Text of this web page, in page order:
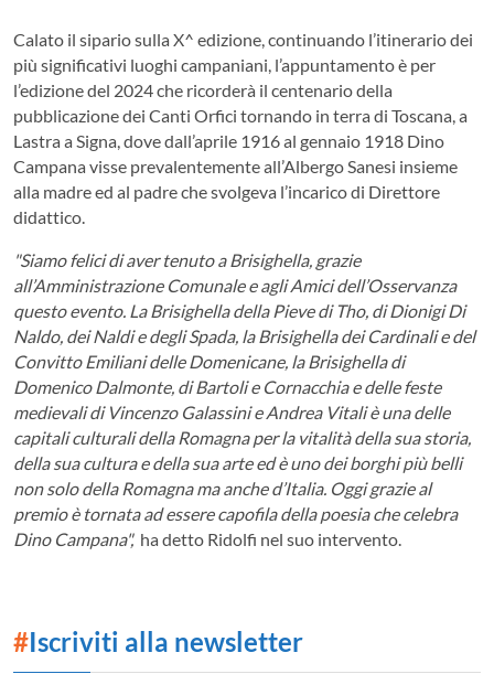
Calato il sipario sulla X^ edizione, continuando l’itinerario dei
più significativi luoghi campaniani, l’appuntamento è per
l’edizione del 2024 che ricorderà il centenario della
pubblicazione dei Canti Orfici tornando in terra di Toscana, a
Lastra a Signa, dove dall’aprile 1916 al gennaio 1918 Dino
Campana visse prevalentemente all’Albergo Sanesi insieme
alla madre ed al padre che svolgeva l’incarico di Direttore
didattico.
"Siamo felici di aver tenuto a Brisighella, grazie
all’Amministrazione Comunale e agli Amici dell’Osservanza
questo evento. La Brisighella della Pieve di Tho, di Dionigi Di
Naldo, dei Naldi e degli Spada, la Brisighella dei Cardinali e del
Convitto Emiliani delle Domenicane, la Brisighella di
Domenico Dalmonte, di Bartoli e Cornacchia e delle feste
medievali di Vincenzo Galassini e Andrea Vitali è una delle
capitali culturali della Romagna per la vitalità della sua storia,
della sua cultura e della sua arte ed è uno dei borghi più belli
non solo della Romagna ma anche d’Italia. Oggi grazie al
premio è tornata ad essere capofila della poesia che celebra
Dino Campana", ha detto Ridolfi nel suo intervento.
#Iscriviti alla newsletter